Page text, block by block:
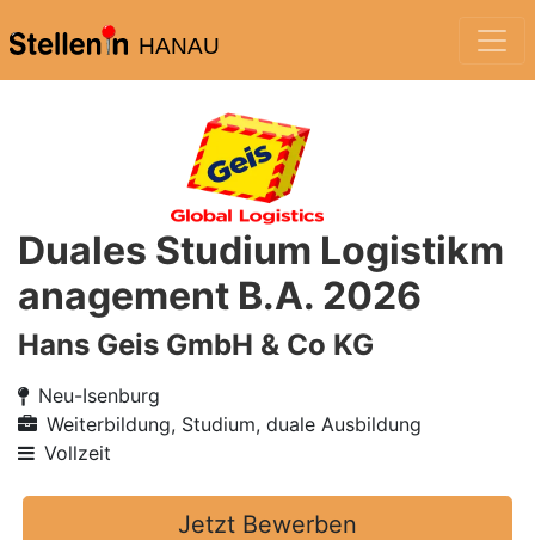
HANAU
Duales Studium Logistikm
anagement B.A. 2026
Hans Geis GmbH & Co KG
Neu-Isenburg
Weiterbildung, Studium, duale Ausbildung
Vollzeit
Jetzt Bewerben